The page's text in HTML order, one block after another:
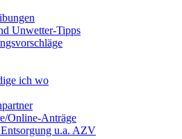
Unwetter-Tipps
ich wo
Online-Anträge
u.a. AZV